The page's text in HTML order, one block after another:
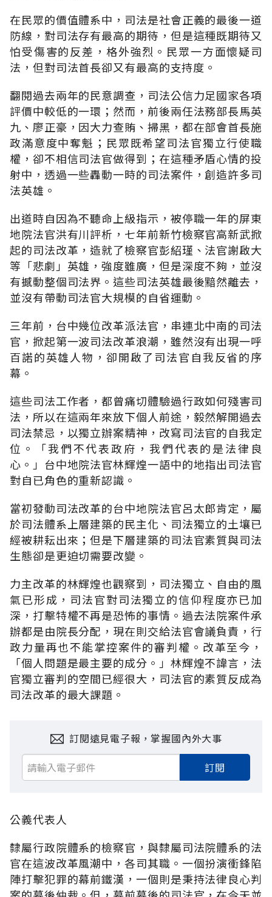
在民眾的價值體系中，司法是社會正義的最後一道
防線，對司法存有最高的期待，但是這種既期待又
怕受傷害的反差，格外強烈。民眾一方面懷疑司
法，但對司法首長卻又有最高的支持度。
翻閱過去兩年的民意調查，司法公信力足國家各項
評價中較低的一環；然而，前後兩任法務部長馬英
九、廖正豪，因大力查賄、掃黑，都在部會首長施
政滿意度中奪魁；民眾既希望司法官獨立行使職
權，卻不相信司法官做得到；在這種矛盾心情的投
射中，透過一些轟動一時的司法案件，創造許多司
法英雄。
出道時自因為不聽命上級指示，被停職一年的屏東
地院法官洪有川評析，七年前新竹檢察官高新武掀
起的司法改革，造就了檢察官彭紹瑾、法官謝啟大
等「悲劇」英雄，強度雖廣，但是深度不夠，並沒
有撼動整個司法界。這些司法英雄最後黯然離去，
並沒有帶動司法官大規模的自省運動。
三年前，台中幾位改革派法官，串連北中南的司法
官，掀起第一波司法改革浪潮，雖然沒有出現一呼
百諾的英雄人物，卻開啟了司法官自我反省的序
幕。
這些司法工作者，都曾痛切體驗過行政如何殘害司
法，所以在這兩年來放下個人前途，毅然解開過去
司法禁忌，以獨立辦案精神，改寫司法官的自我定
位。「我們不代表政府，我們代表的是法律良
心。」台中地院法官林輝煌一語中的地指出司法官
對自已角色的重新認識。
當初發動司法改革的台中地院法官呂太郎肯定，屬
於司法體系上層建築的民主化、司法獨立的土壤已
經被耕耘出來；但是下層建築的司法官素質與司法
生態卻是更迫切需要改變。
力主改革的林輝煌也觀察到，司法獨立、自由的風
氣已形成，司法官對司法獨立的信仰程度亦已加
深，打擊特權不再是恐怖的事情。過去法院案件承
辦都是由院長分配，現在則交給法官會議負責，行
政力量再也不能掌控案件的審判權。改革至今，
「個人問題是最主要的成分。」林輝煌不諱言，法
官獨立審判的空間已經很大，司法官的素質反成為
司法改革的最大課題。
訂閱遠見電子報，掌握國內外大事
訂閱
公義代表人
隸屬行政院體系的檢察官，與隸屬司法院體系的法
官在這波改革風潮中，各司其職。一個扮演衝鋒陷
陣打擊犯罪的幕前鐵漢，一個則是秉持法律良心判